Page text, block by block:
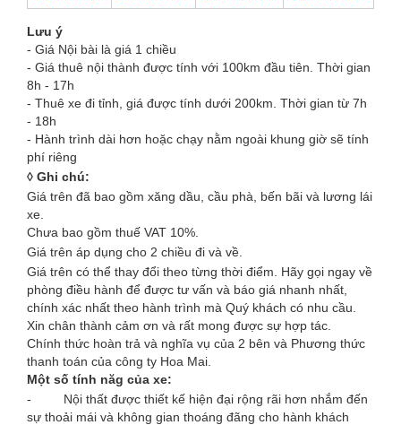
Lưu ý
- Giá Nội bài là giá 1 chiều
- Giá thuê nội thành được tính với 100km đầu tiên. Thời gian
8h - 17h
- Thuê xe đi tỉnh, giá được tính dưới 200km. Thời gian từ 7h
- 18h
- Hành trình dài hơn hoặc chạy nằm ngoài khung giờ sẽ tính
phí riêng
◊ Ghi chú:
Giá trên đã bao gồm xăng dầu, cầu phà, bến bãi và lương lái
xe.
Chưa bao gồm thuế VAT 10%.
Giá trên áp dụng cho 2 chiều đi và về.
Giá trên có thể thay đổi theo từng thời điểm. Hãy gọi ngay về
phòng điều hành để được tư vấn và báo giá nhanh nhất,
chính xác nhất theo hành trình mà Quý khách có nhu cầu.
Xin chân thành cảm ơn và rất mong được sự hợp tác.
Chính thức hoàn trả và nghĩa vụ của 2 bên và Phương thức
thanh toán của công ty Hoa Mai.
Một số tính năg của xe:
- Nội thất được thiết kế hiện đại rộng rãi hơn nhắm đến
sự thoải mái và không gian thoáng đãng cho hành khách